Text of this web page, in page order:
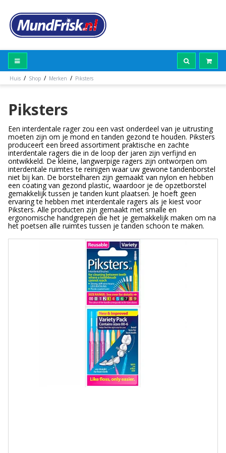
Huis / Shop / Merken / Piksters
Piksters
Een interdentale rager zou een vast onderdeel van je uitrusting
moeten zijn om je mond en tanden gezond te houden. Piksters
produceert een breed assortiment praktische en zachte
interdentale ragers die in de loop der jaren zijn verfijnd en
ontwikkeld. De kleine, langwerpige ragers zijn ontworpen om
interdentale ruimtes te reinigen waar uw gewone tandenborstel
niet bij kan. De borstelharen zijn gemaakt van nylon en hebben
een coating van gezond plastic, waardoor je de opzetborstel
gemakkelijk tussen je tanden kunt plaatsen. Je hoeft geen
ervaring te hebben met interdentale ragers als je kiest voor
Piksters. Alle producten zijn gemaakt met smalle en
ergonomische handgrepen die het je gemakkelijk maken om na
het poetsen alle ruimtes tussen je tanden schoon te maken.